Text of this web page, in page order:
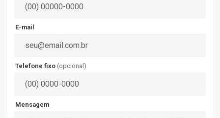
E-mail
Telefone fixo (opcional)
Mensagem